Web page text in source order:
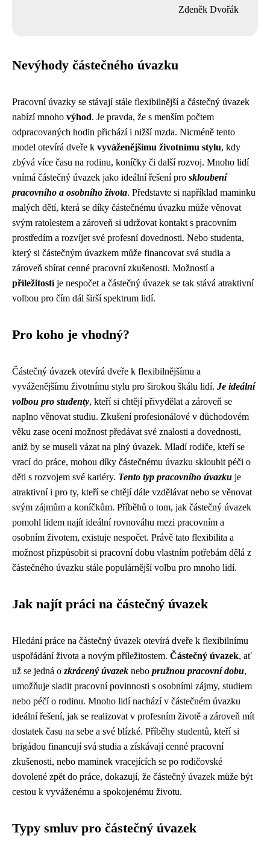
Zdeněk Dvořák
Nevýhody částečného úvazku
Pracovní úvazky se stávají stále flexibilnější a částečný úvazek
nabízí mnoho výhod. Je pravda, že s menším počtem
odpracovaných hodin přichází i nižší mzda. Nicméně tento
model otevírá dveře k vyváženějšímu životnímu stylu, kdy
zbývá více času na rodinu, koníčky či další rozvoj. Mnoho lidí
vnímá částečný úvazek jako ideální řešení pro skloubení
pracovního a osobního života. Představte si například maminku
malých dětí, která se díky částečnému úvazku může věnovat
svým ratolestem a zároveň si udržovat kontakt s pracovním
prostředím a rozvíjet své profesní dovednosti. Nebo studenta,
který si částečným úvazkem může financovat svá studia a
zároveň sbírat cenné pracovní zkušenosti. Možností a
příležitostíje nespočet a částečný úvazek se tak stává atraktivní
volbou pro čím dál širší spektrum lidí.
Pro koho je vhodný?
Částečný úvazek otevírá dveře k flexibilnějšímu a
vyváženějšímu životnímu stylu pro širokou škálu lidí. Je ideální
volbou pro studenty, kteří si chtějí přivydělat a zároveň se
naplno věnovat studiu. Zkušení profesionálové v důchodovém
věku zase ocení možnost předávat své znalosti a dovednosti,
aniž by se museli vázat na plný úvazek. Mladí rodiče, kteří se
vrací do práce, mohou díky částečnému úvazku skloubit péči o
děti s rozvojem své kariéry. Tento typ pracovního úvazku je
atraktivní i pro ty, kteří se chtějí dále vzdělávat nebo se věnovat
svým zájmům a koníčkům. Příběhů o tom, jak částečný úvazek
pomohl lidem najít ideální rovnováhu mezi pracovním a
osobním životem, existuje nespočet. Právě tato flexibilita a
možnost přizpůsobit si pracovní dobu vlastním potřebám dělá z
částečného úvazku stále populárnější volbu pro mnoho lidí.
Jak najít práci na částečný úvazek
Hledání práce na částečný úvazek otevírá dveře k flexibilnímu
uspořádání života a novým příležitostem. Částečný úvazek, ať
už se jedná o zkrácený úvazek nebo pružnou pracovní dobu,
umožňuje sladit pracovní povinnosti s osobními zájmy, studiem
nebo péčí o rodinu. Mnoho lidí nachází v částečném úvazku
ideální řešení, jak se realizovat v profesním životě a zároveň mít
dostatek času na sebe a své blízké. Příběhy studentů, kteří si
brigádou financují svá studia a získávají cenné pracovní
zkušenosti, nebo maminek vracejících se po rodičovské
dovolené zpět do práce, dokazují, že částečný úvazek může být
cestou k vyváženému a spokojenému životu.
Typy smluv pro částečný úvazek